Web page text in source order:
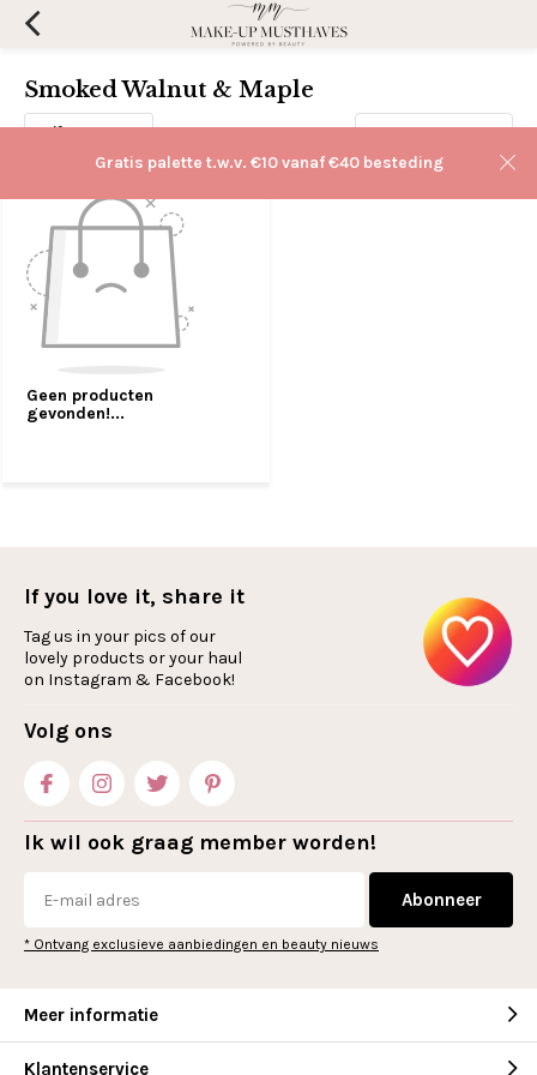
Gratis palette t.w.v. €10 vanaf €40 besteding
Smoked Walnut & Maple
Filters
Geen producten
gevonden!...
If you love it, share it
Tag us in your pics of our
lovely products or your haul
on Instagram & Facebook!
Volg ons
Ik wil ook graag member worden!
Abonneer
* Ontvang exclusieve aanbiedingen en beauty nieuws
Meer informatie
Klantenservice